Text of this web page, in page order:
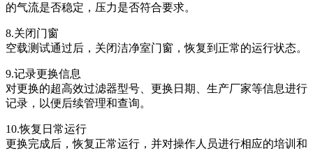
的气流是否稳定，压力是否符合要求。
8.关闭门窗
空载测试通过后，关闭洁净室门窗，恢复到正常的运行状态。
9.记录更换信息
对更换的超高效过滤器型号、更换日期、生产厂家等信息进行
记录，以便后续管理和查询。
10.恢复日常运行
更换完成后，恢复正常运行，并对操作人员进行相应的培训和